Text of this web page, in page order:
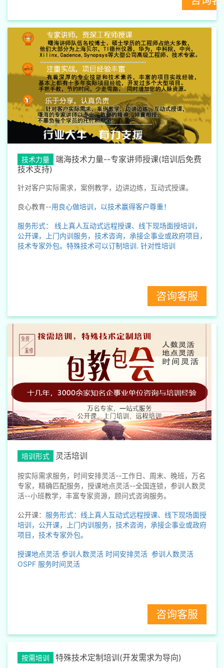
技术力量
端海技术力量--专家讲师授课(培训后免费
技术支持)
针对客户实际需求，案例教学，边讲边练，互动式授课。
良心教育--用良心做培训，以技术赢得客户尊重！
服务形式：
线上真人互动式远程授课、线下现场面授培训，
公开课，上门内训服务，技术咨询，承接企事业或政府项目，
技术专家外包。特殊技术可以订制培训. 针对性培训
咨询客服
培训形式 灵活培训
按实际需求服务，时间安排灵活--工作日、周末、晚班，万名
专家，精确匹配服务，授课地点灵活--全国连锁，参训人数灵
活--小班教学，丰富专家资源，顾问式咨询服务。
公开课： 服务形式：线上真人互动式远程授课、线下现场面授
培训，公开课，上门内训服务，技术咨询，承接企事业或政府
项目，技术专家外包。
授课地点灵活 参训人数灵活 时间安排灵活 参训人数灵活
OSPF 服务时间灵活
咨询客服
按需培训 特殊技术定制培训(开发需求为导向)